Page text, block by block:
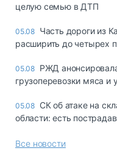
целую семью в ДТП
05.08 Часть дороги из
расширить до четырех
05.08 РЖД
грузоперевозки мяса и
05.08 СК об атаке на
области: есть
Все новости